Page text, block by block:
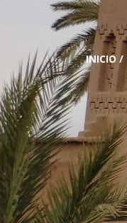
INICIO /